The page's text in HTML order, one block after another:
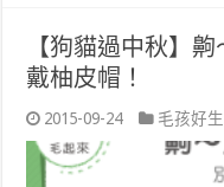
【狗貓過中秋】
戴柚皮帽！
2015-09-24 毛孩好